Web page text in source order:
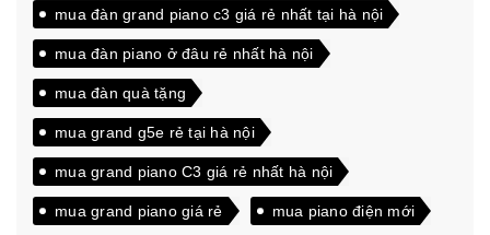
mua đàn grand piano c3 giá rẻ nhất tại hà nội
mua đàn piano ở đâu rẻ nhất hà nội
mua đàn quà tặng
mua grand g5e rẻ tại hà nội
mua grand piano C3 giá rẻ nhất hà nội
mua grand piano giá rẻ mua piano điện mới